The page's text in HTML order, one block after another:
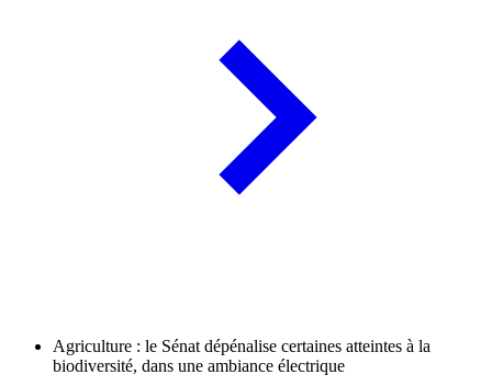
Agriculture : le Sénat dépénalise certaines atteintes à la
biodiversité, dans une ambiance électrique